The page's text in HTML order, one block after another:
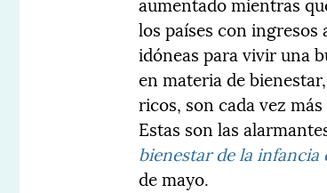
los países con
idóneas para vivir una
en materia de
ricos, son cada vez
Estas son las
bienestar de la
de mayo.